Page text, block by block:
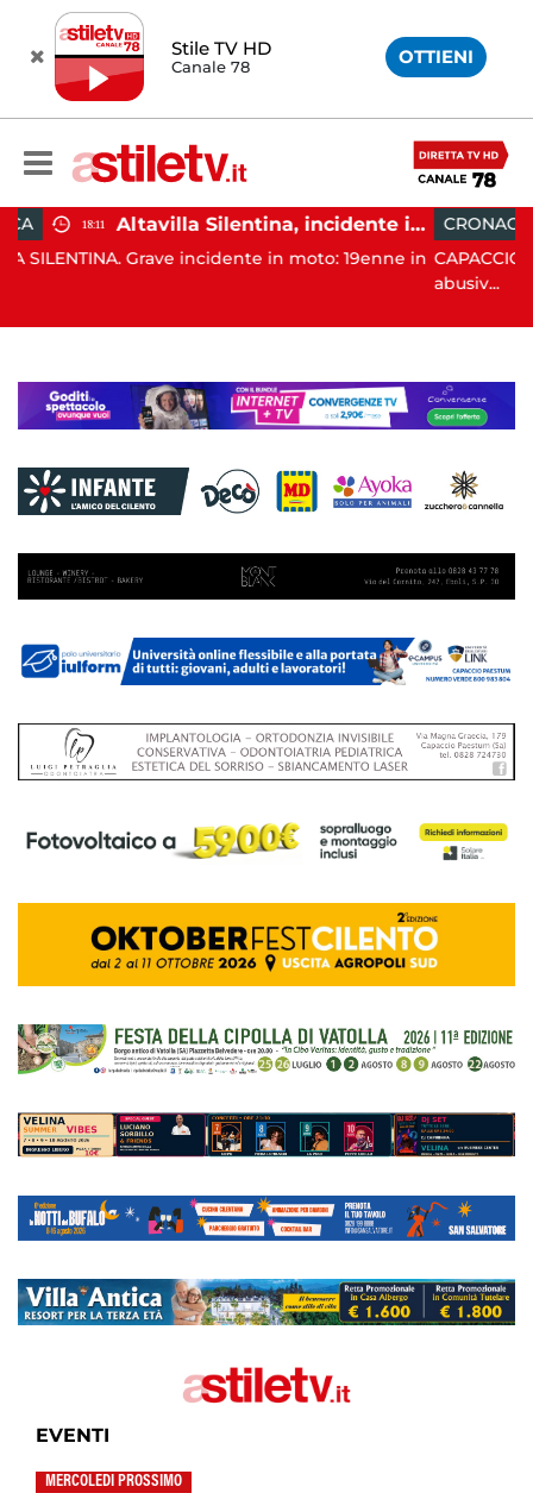
Stile TV HD
Canale 78 OTTIENI
Altavilla Silentina, incidente in moto nella notte: 19enne in prognosi riservata
in moto: 19enne in
CRONACA 15:38
CAPACCIO PAESTUM. Tolleranza
EVENTI
MERCOLEDI PROSSIMO